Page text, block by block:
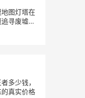
图灯塔在
寻废墟之
多少钱，
真实价格